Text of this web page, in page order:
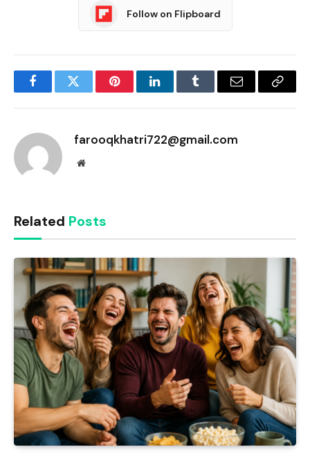
Follow on Flipboard
FacebookTwitter PinterestLinkedInTumblr Email
Copy
farooqkhatri722@gmail.com
Website
Related Posts